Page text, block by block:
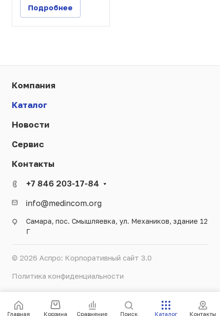
Подробнее
Компания
Каталог
Новости
Сервис
Контакты
+7 846 203-17-84
info@medincom.org
Самара, пос. Смышляевка, ул. Механиков, здание 12
Г
© 2026 Аспро: Корпоративный сайт 3.0
Политика конфиденциальности
Главная Корзина Сравнение Поиск Каталог Контакты